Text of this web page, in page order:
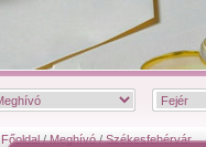
Főoldal/Meghívó/Székesfehérvár